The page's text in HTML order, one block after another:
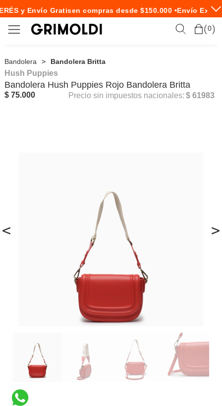
y Envío Gratisen compras desde $150.000 •Envío
0
Bandolera Bandolera Britta
< >
Hush Puppies
Bandolera Hush Puppies Rojo Bandolera Britta
$ 75.000 Precio sin impuestos nacionales: $ 61983